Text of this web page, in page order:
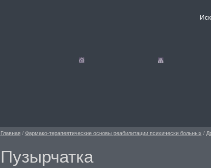
Главная /Фармако-терапевтические основы реабилитации психически больных /
Пузырчатка